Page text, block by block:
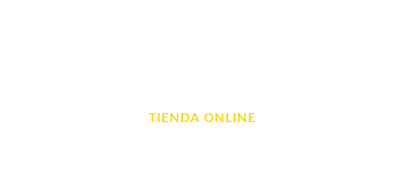
TIENDA ONLINE